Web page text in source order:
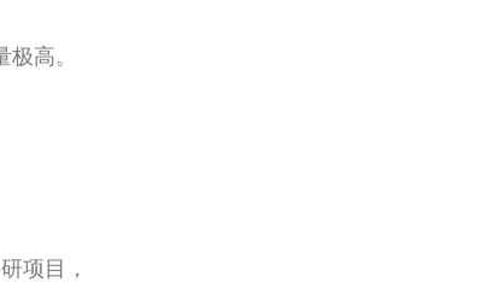
高。
项目，